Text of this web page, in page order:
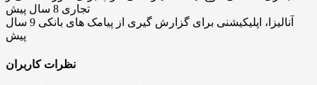
تجاری 8 سال پیش
آنالیزا، اپلیکیشنی برای گزارش گیری از پیامک های بانکی
9 سال
پیش
نظرات کاربران